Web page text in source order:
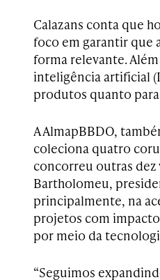
Calazans conta que
foco em garantir que
forma relevante.
inteligência artificial
produtos quanto
A AlmapBBDO,
coleciona quatro
concorreu outras dez
Bartholomeu,
principalmente, na
projetos com
por meio da
“Seguimos